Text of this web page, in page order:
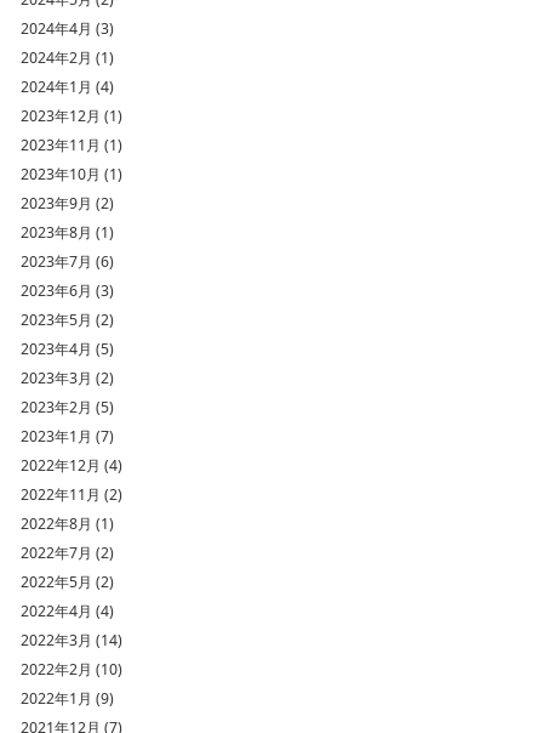
2024年4月 (3)
2024年2月 (1)
2024年1月 (4)
2023年12月 (1)
2023年11月 (1)
2023年10月 (1)
2023年9月 (2)
2023年8月 (1)
2023年7月 (6)
2023年6月 (3)
2023年5月 (2)
2023年4月 (5)
2023年3月 (2)
2023年2月 (5)
2023年1月 (7)
2022年12月 (4)
2022年11月 (2)
2022年8月 (1)
2022年7月 (2)
2022年5月 (2)
2022年4月 (4)
2022年3月 (14)
2022年2月 (10)
2022年1月 (9)
2021年12月 (7)